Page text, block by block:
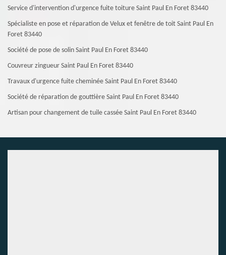
Service d'intervention d'urgence fuite toiture Saint Paul En Foret 83440
Spécialiste en pose et réparation de Velux et fenêtre de toit Saint Paul En
Foret 83440
Société de pose de solin Saint Paul En Foret 83440
Couvreur zingueur Saint Paul En Foret 83440
Travaux d'urgence fuite cheminée Saint Paul En Foret 83440
Société de réparation de gouttière Saint Paul En Foret 83440
Artisan pour changement de tuile cassée Saint Paul En Foret 83440